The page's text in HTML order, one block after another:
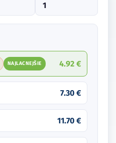
1
NAJLACNEJŠIE 4.92 €
7.30 €
11.70 €